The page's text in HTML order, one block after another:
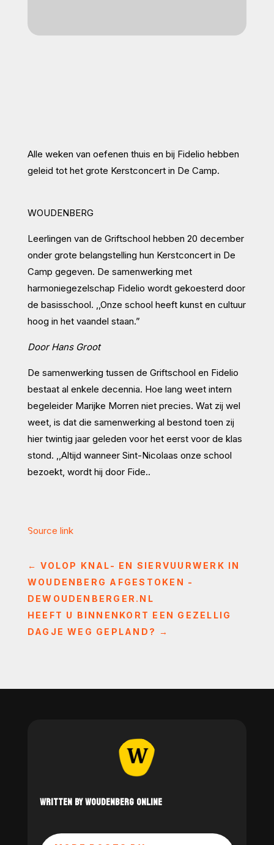
Alle weken van oefenen thuis en bij Fidelio hebben
geleid tot het grote Kerstconcert in De Camp.
WOUDENBERG
Leerlingen van de Griftschool hebben 20 december
onder grote belangstelling hun Kerstconcert in De
Camp gegeven. De samenwerking met
harmoniegezelschap Fidelio wordt gekoesterd door
de basisschool. ,,Onze school heeft kunst en cultuur
hoog in het vaandel staan.”
Door Hans Groot
De samenwerking tussen de Griftschool en Fidelio
bestaat al enkele decennia. Hoe lang weet intern
begeleider Marijke Morren niet precies. Wat zij wel
weet, is dat die samenwerking al bestond toen zij
hier twintig jaar geleden voor het eerst voor de klas
stond. ,,Altijd wanneer Sint-Nicolaas onze school
bezoekt, wordt hij door Fide..
Source link
←VOLOP KNAL- EN SIERVUURWERK IN
WOUDENBERG AFGESTOKEN -
DEWOUDENBERGER.NL
HEEFT U BINNENKORT EEN GEZELLIG
DAGJE WEG GEPLAND? →
WRITTEN BY WOUDENBERG ONLINE